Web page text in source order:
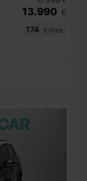
13.990 €
174
€/mes